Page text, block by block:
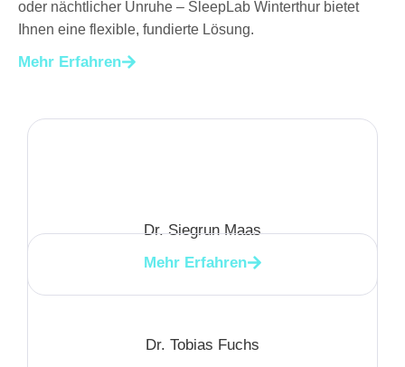
oder nächtlicher Unruhe – SleepLab Winterthur bietet
Ihnen eine flexible, fundierte Lösung.
Mehr Erfahren
Dr. Siegrun Maas
Mehr Erfahren
Dr. Tobias Fuchs